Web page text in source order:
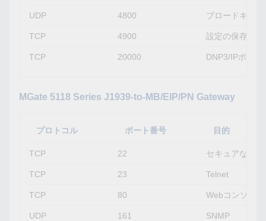
UDP 4800 ブロードキャ
TCP 4900 設定の保存、
TCP 20000 DNP3/IPポート
MGate 5118 Series J1939-to-MB/EIP/PN Gateway
プロトコル ポート番号 目的
TCP 22 セキュアな
TCP 23 Telnet
TCP 80 Webコンソー
UDP 161 SNMP